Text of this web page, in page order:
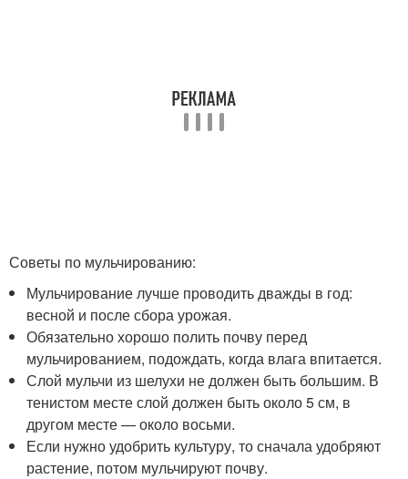
Советы по мульчированию:
Мульчирование лучше проводить дважды в год:
весной и после сбора урожая.
Обязательно хорошо полить почву перед
мульчированием, подождать, когда влага впитается.
Слой мульчи из шелухи не должен быть большим. В
тенистом месте слой должен быть около 5 см, в
другом месте — около восьми.
Если нужно удобрить культуру, то сначала удобряют
растение, потом мульчируют почву.